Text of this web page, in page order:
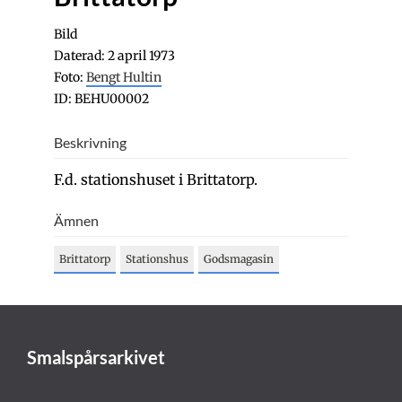
Bild
Daterad: 2 april 1973
Foto: Bengt Hultin
ID: BEHU00002
Beskrivning
F.d. stationshuset i Brittatorp.
Ämnen
Brittatorp Stationshus Godsmagasin
Smalspårsarkivet